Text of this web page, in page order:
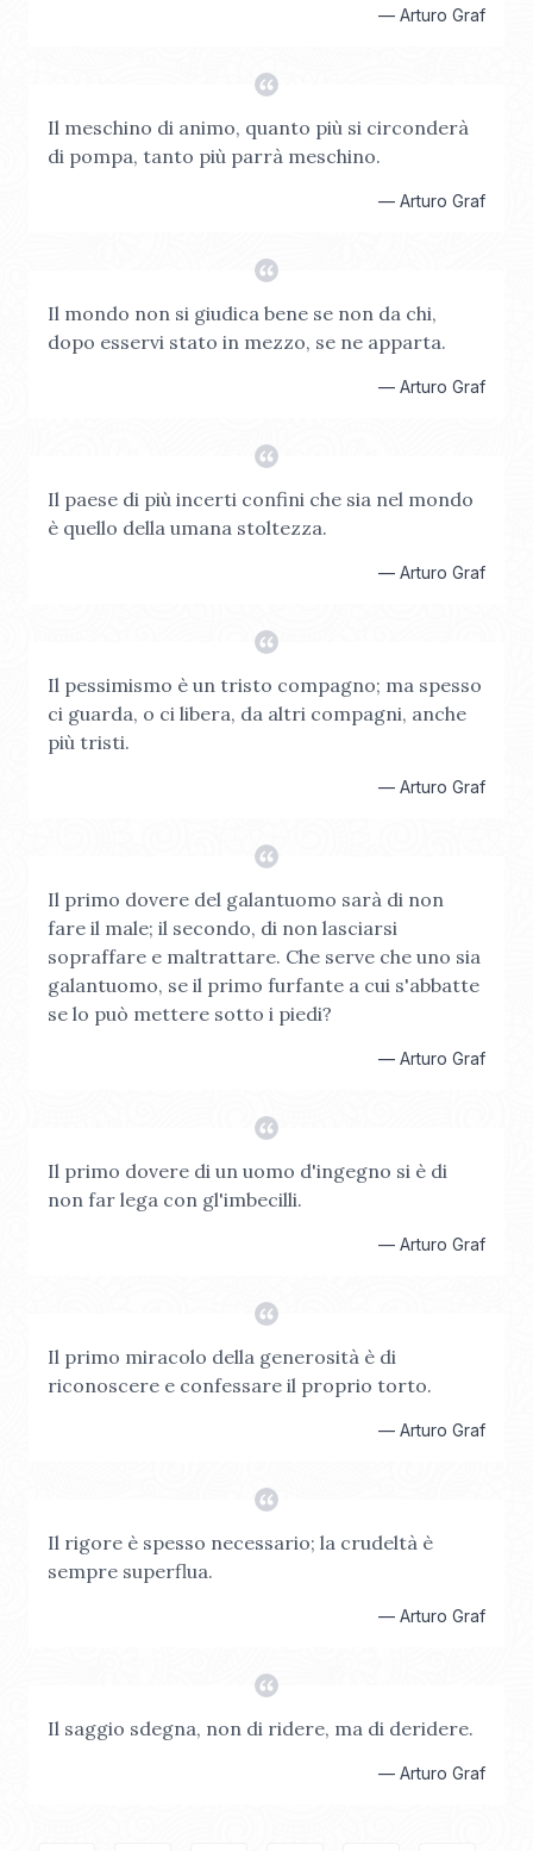
— Arturo Graf
Il meschino di animo, quanto più si circonderà
di pompa, tanto più parrà meschino.
— Arturo Graf
Il mondo non si giudica bene se non da chi,
dopo esservi stato in mezzo, se ne apparta.
— Arturo Graf
Il paese di più incerti confini che sia nel mondo
è quello della umana stoltezza.
— Arturo Graf
Il pessimismo è un tristo compagno; ma spesso
ci guarda, o ci libera, da altri compagni, anche
più tristi.
— Arturo Graf
Il primo dovere del galantuomo sarà di non
fare il male; il secondo, di non lasciarsi
sopraffare e maltrattare. Che serve che uno sia
galantuomo, se il primo furfante a cui s'abbatte
se lo può mettere sotto i piedi?
— Arturo Graf
Il primo dovere di un uomo d'ingegno si è di
non far lega con gl'imbecilli.
— Arturo Graf
Il primo miracolo della generosità è di
riconoscere e confessare il proprio torto.
— Arturo Graf
Il rigore è spesso necessario; la crudeltà è
sempre superflua.
— Arturo Graf
Il saggio sdegna, non di ridere, ma di deridere.
— Arturo Graf